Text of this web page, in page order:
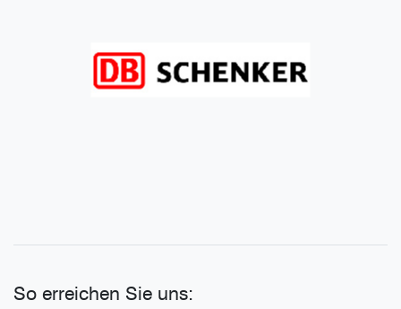
So erreichen Sie uns: